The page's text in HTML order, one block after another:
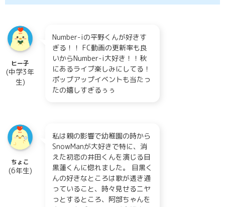
ヒー子
(中学3年
生)
Number-iの平野くんが好きす
ぎる！！ FC動画の更新率も良
いからNumber-i大好き！！秋
にあるライブ楽しみにしてる！
ポップアップイベントも当たっ
たの嬉しすぎるぅぅ
ちょこ
(6年生)
私は親の影響で幼稚園の時から
SnowManが大好きで特に、消
えた初恋の井田くんを演じる目
黒蓮くんに惚れました。 目黒く
んの好きなところは歌が透き通
っていること、時々見せるニヤ
っとするところ、阿部ちゃんを